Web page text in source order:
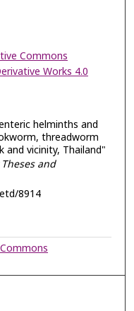
Commons
Works 4.0
helminths and
threadworm
and vicinity, Thailand"
and
8914